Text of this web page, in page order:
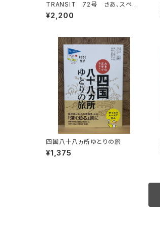
TRANSIT 72号 さあ、スペイ
ンへ！ 太陽と海と土の国
¥2,200
四国八十八ヵ所ゆとりの旅
¥1,375